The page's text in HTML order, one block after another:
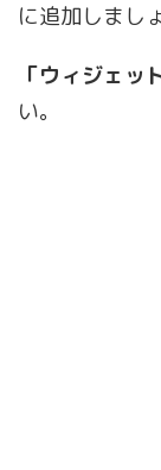
に追加しまし
「ウィジェッ
い。